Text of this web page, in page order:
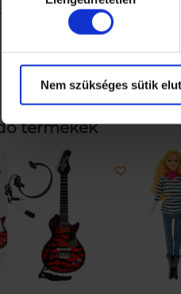
Nem szükséges sütik
Kb. 6, 7, 4, 4,5 cm-
termékek